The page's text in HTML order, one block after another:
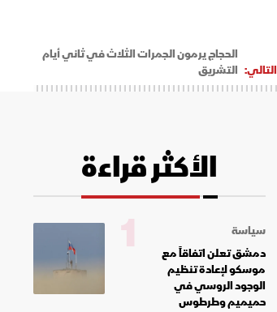
التالي:
الحجاج يرمون الجمرات الثلاث في ثاني أيام
التشريق
الأكثر قراءة
سياسة
دمشق تعلن اتفاقاً مع
موسكو لإعادة تنظيم
الوجود الروسي في
حميميم وطرطوس
1